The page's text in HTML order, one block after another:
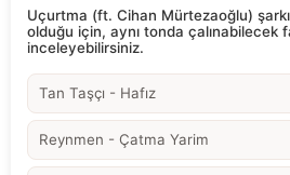
Uçurtma (ft. Cihan Mürtezaoğlu)
olduğu için, aynı tonda çalınabilecek
inceleyebilirsiniz.
Tan Taşçı - Hafız
Reynmen - Çatma Yarim